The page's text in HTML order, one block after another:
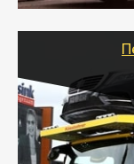
используя
Цена